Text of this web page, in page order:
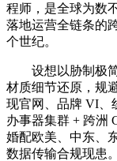
程师，是全球为数
落地运营全链条的
个世纪。
设想以胁制极简
材质细节还原，规
现官网、品牌 VI、
办事器集群 + 跨洲
婚配欧美、中东、
数据传输合规现患。